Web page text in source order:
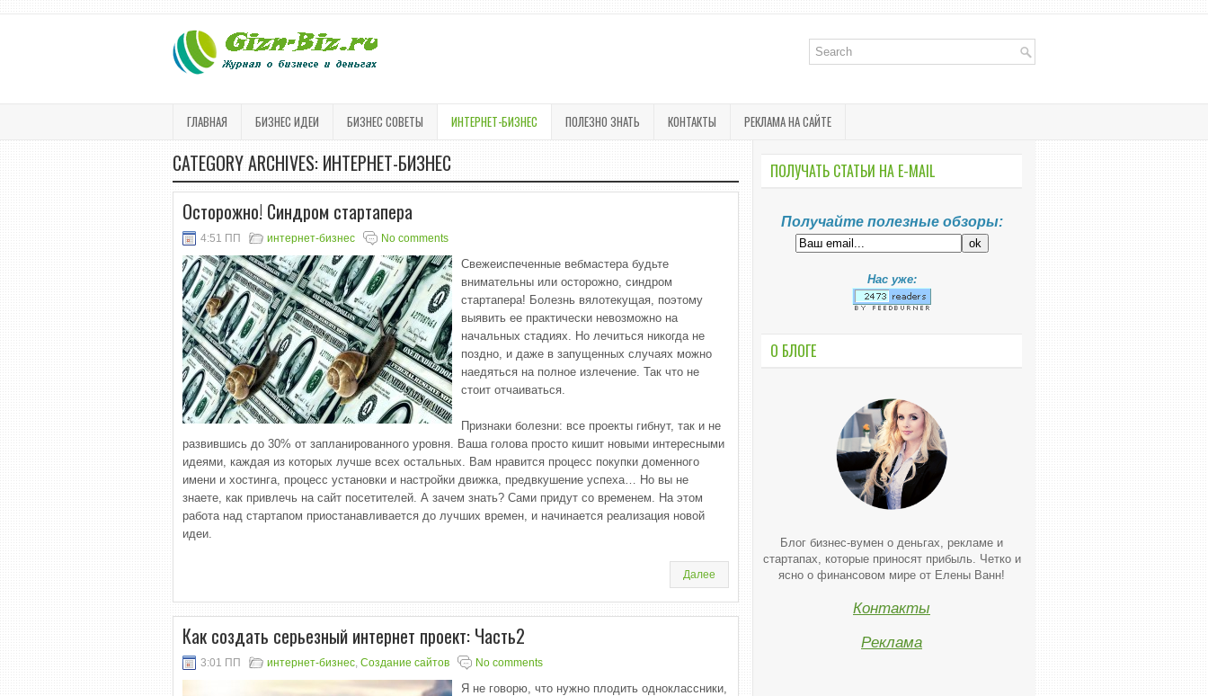
ГЛАВНАЯ БИЗНЕС ИДЕИ БИЗНЕС СОВЕТЫ ИНТЕРНЕТ-БИЗНЕС ПОЛЕЗНО ЗНАТЬ КОНТАКТЫ РЕКЛАМА НА САЙТЕ
CATEGORY ARCHIVES: ИНТЕРНЕТ-БИЗНЕС
Осторожно! Синдром стартапера
4:51 ПП интернет-бизнес No comments
Свежеиспеченные вебмастера будьте
внимательны или осторожно, синдром
стартапера! Болезнь вялотекущая, поэтому
выявить ее практически невозможно на
начальных стадиях. Но лечиться никогда не
поздно, и даже в запущенных случаях можно
наедяться на полное излечение. Так что не
стоит отчаиваться.
Признаки болезни: все проекты гибнут, так и не
развившись до 30% от запланированного уровня. Ваша голова просто кишит новыми интересными
идеями, каждая из которых лучше всех остальных. Вам нравится процесс покупки доменного
имени и хостинга, процесс установки и настройки движка, предвкушение успеха… Но вы не
знаете, как привлечь на сайт посетителей. А зачем знать? Сами придут со временем. На этом
работа над стартапом приостанавливается до лучших времен, и начинается реализация новой
идеи.
Далее
Как создать серьезный интернет проект: Часть2
3:01 ПП интернет-бизнес, Создание сайтов No comments
Я не говорю, что нужно плодить одноклассники,
ПОЛУЧАТЬ СТАТЬИ НА E-MАIL
Получайте полезные обзоры:
Нас уже:
О БЛОГЕ
Блог бизнес-вумен о деньгах, рекламе и
стартапах, которые приносят прибыль. Четко и
ясно о финансовом мире от Елены Ванн!
Контакты
Реклама